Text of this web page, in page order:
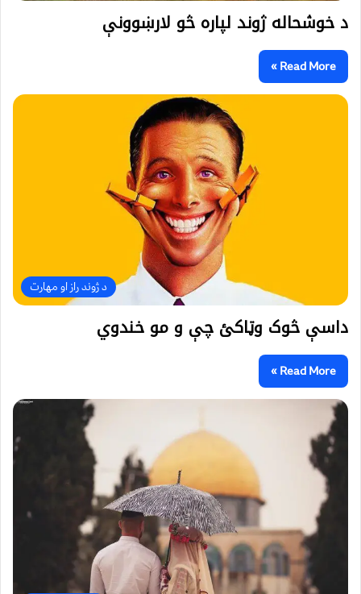
د خوشحاله ژوند لپاره څو لارښوونې
Read More »
د ژوند راز او مهارت
داسې څوک وټاکئ چې و مو خندوي
Read More »